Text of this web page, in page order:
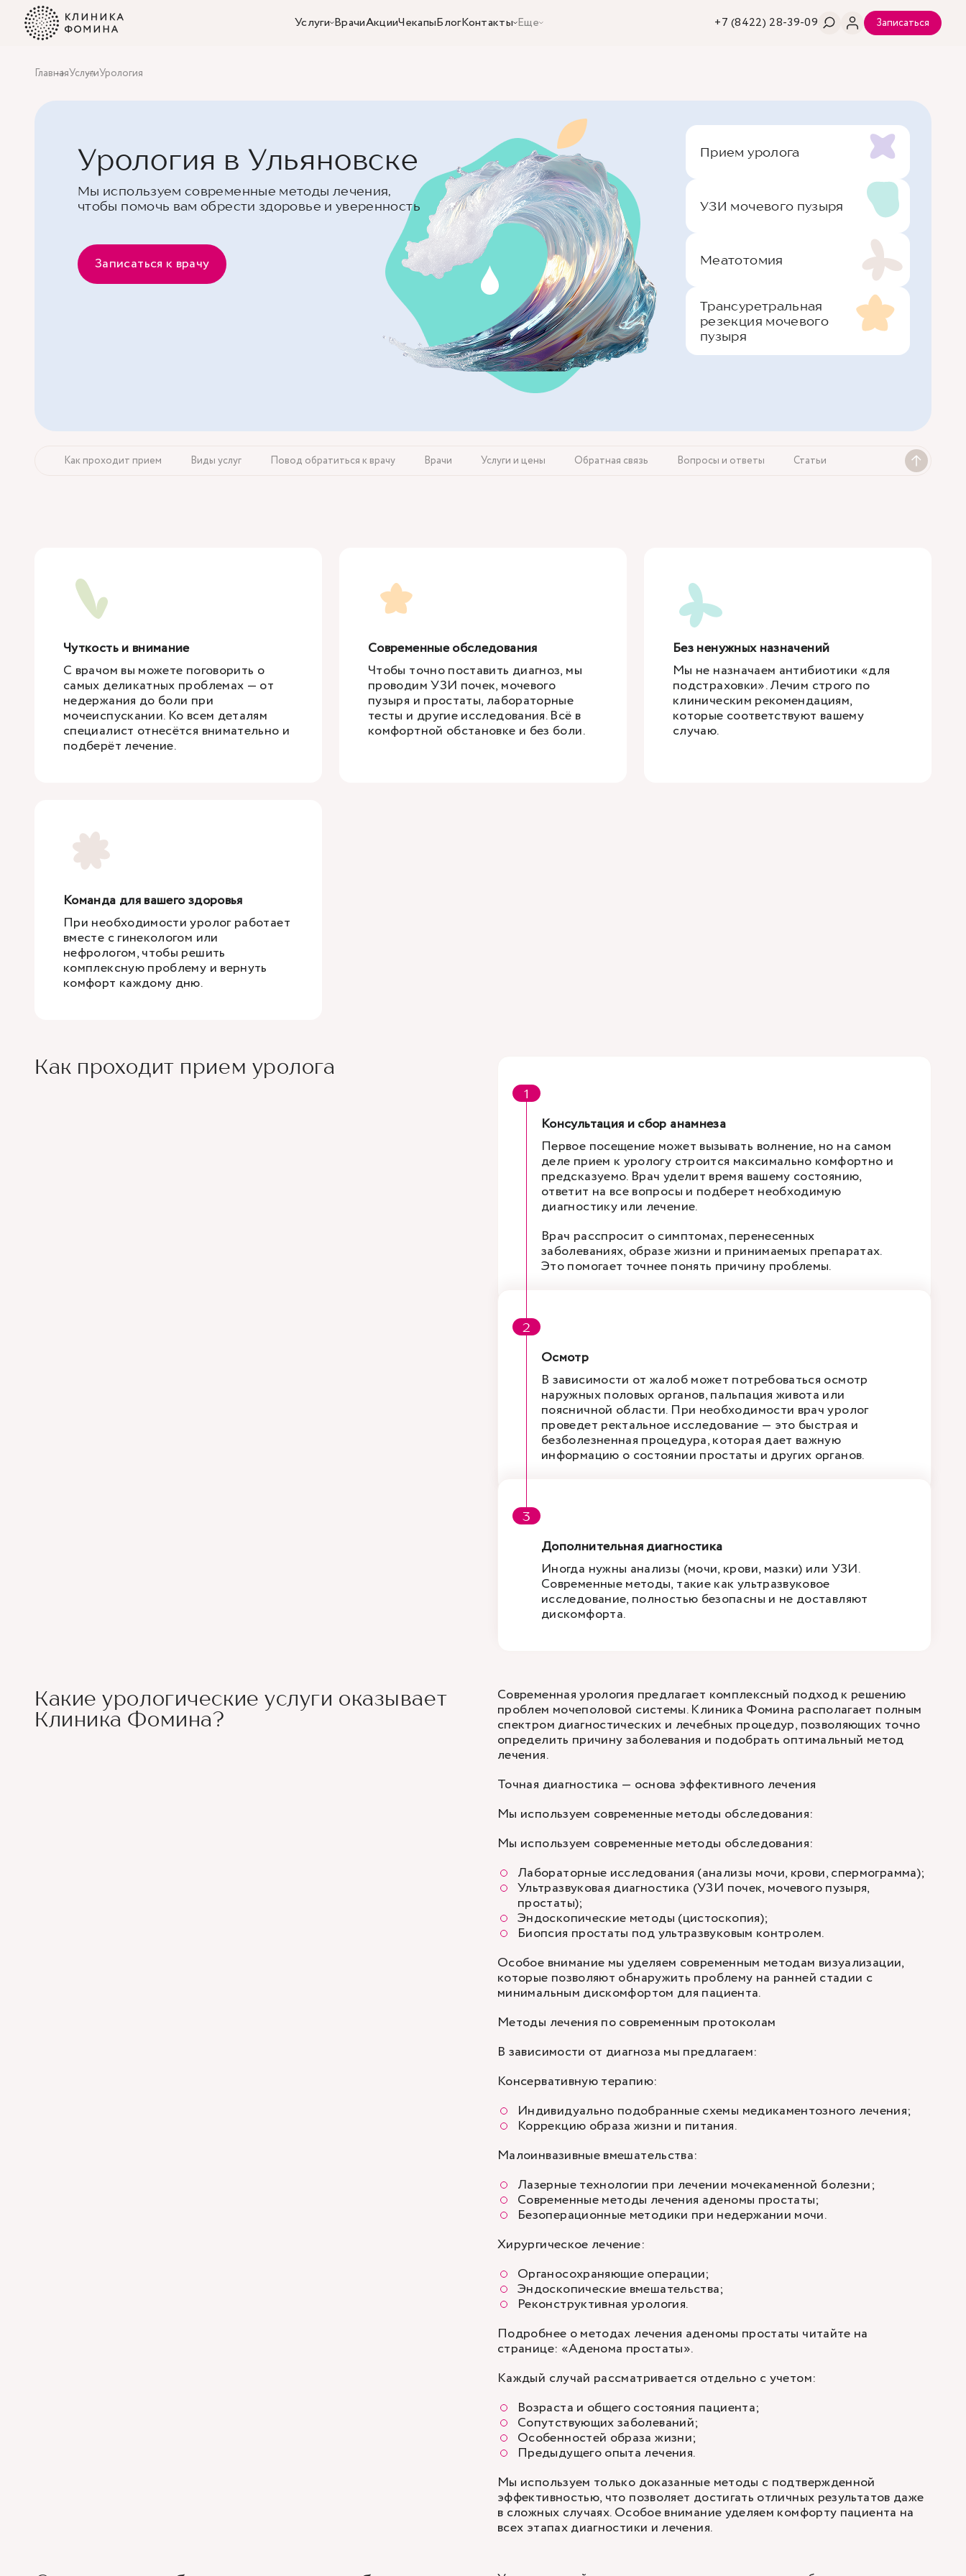
Услуги ВрачиАкцииЧекапыБлогКонтакты Еще +7 (8422) 28-39-09 Записаться
ГлавнаяУслугиУрология
Урология в Ульяновске
Мы используем современные методы лечения,
чтобы помочь вам обрести здоровье и уверенность
Записаться к врачу
Прием уролога
УЗИ мочевого пузыря
Меатотомия
Трансуретральная
резекция мочевого
пузыря
Как проходит прием Виды услуг Повод обратиться к врачу Врачи Услуги и цены Обратная связь Вопросы и ответы Статьи
Чуткость и внимание
С врачом вы можете поговорить о
самых деликатных проблемах — от
недержания до боли при
мочеиспускании. Ко всем деталям
специалист отнесётся внимательно и
подберёт лечение.
Современные обследования
Чтобы точно поставить диагноз, мы
проводим УЗИ почек, мочевого
пузыря и простаты, лабораторные
тесты и другие исследования. Всё в
комфортной обстановке и без боли.
Без ненужных назначений
Мы не назначаем антибиотики «для
подстраховки». Лечим строго по
клиническим рекомендациям,
которые соответствуют вашему
случаю.
Команда для вашего здоровья
При необходимости уролог работает
вместе с гинекологом или
нефрологом, чтобы решить
комплексную проблему и вернуть
комфорт каждому дню.
Как проходит прием уролога
Консультация и сбор анамнеза
Первое посещение может вызывать волнение, но на самом
деле прием к урологу строится максимально комфортно и
предсказуемо. Врач уделит время вашему состоянию,
ответит на все вопросы и подберет необходимую
диагностику или лечение.
Врач расспросит о симптомах, перенесенных
заболеваниях, образе жизни и принимаемых препаратах.
Это помогает точнее понять причину проблемы.
Осмотр
В зависимости от жалоб может потребоваться осмотр
наружных половых органов, пальпация живота или
поясничной области. При необходимости врач уролог
проведет ректальное исследование — это быстрая и
безболезненная процедура, которая дает важную
информацию о состоянии простаты и других органов.
Дополнительная диагностика
Иногда нужны анализы (мочи, крови, мазки) или УЗИ.
Современные методы, такие как ультразвуковое
исследование, полностью безопасны и не доставляют
дискомфорта.
Какие урологические услуги оказывает
Клиника Фомина?
Современная урология предлагает комплексный подход к решению
проблем мочеполовой системы. Клиника Фомина располагает полным
спектром диагностических и лечебных процедур, позволяющих точно
определить причину заболевания и подобрать оптимальный метод
лечения.
Точная диагностика — основа эффективного лечения
Мы используем современные методы обследования:
Мы используем современные методы обследования:
Лабораторные исследования (анализы мочи, крови, спермограмма);
Ультразвуковая диагностика (УЗИ почек, мочевого пузыря,
простаты);
Эндоскопические методы (цистоскопия);
Биопсия простаты под ультразвуковым контролем.
Особое внимание мы уделяем современным методам визуализации,
которые позволяют обнаружить проблему на ранней стадии с
минимальным дискомфортом для пациента.
Методы лечения по современным протоколам
В зависимости от диагноза мы предлагаем:
Консервативную терапию:
Индивидуально подобранные схемы медикаментозного лечения;
Коррекцию образа жизни и питания.
Малоинвазивные вмешательства:
Лазерные технологии при лечении мочекаменной болезни;
Современные методы лечения аденомы простаты;
Безоперационные методики при недержании мочи.
Хирургическое лечение:
Органосохраняющие операции;
Эндоскопические вмешательства;
Реконструктивная урология.
Подробнее о методах лечения аденомы простаты читайте на
странице: «Аденома простаты».
Каждый случай рассматривается отдельно с учетом:
Возраста и общего состояния пациента;
Сопутствующих заболеваний;
Особенностей образа жизни;
Предыдущего опыта лечения.
Мы используем только доказанные методы с подтвержденной
эффективностью, что позволяет достигать отличных результатов даже
в сложных случаях. Особое внимание уделяем комфорту пациента на
всех этапах диагностики и лечения.